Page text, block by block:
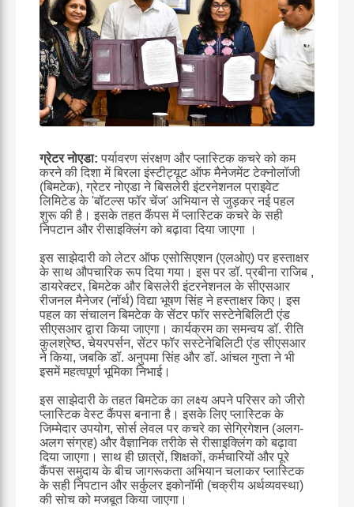
ग्रेटर नोएडा: पर्यावरण संरक्षण और प्लास्टिक कचरे को कम
करने की दिशा में बिरला इंस्टीट्यूट ऑफ मैनेजमेंट टेक्नोलॉजी
(बिमटेक), ग्रेटर नोएडा ने बिसलेरी इंटरनेशनल प्राइवेट
लिमिटेड के 'बॉटल्स फॉर चेंज' अभियान से जुड़कर नई पहल
शुरू की है। इसके तहत कैंपस में प्लास्टिक कचरे के सही
निपटान और रीसाइक्लिंग को बढ़ावा दिया जाएगा ।
इस साझेदारी को लेटर ऑफ एसोसिएशन (एलओए) पर हस्ताक्षर
के साथ औपचारिक रूप दिया गया। इस पर डॉ. प्रबीना राजिब ,
डायरेक्टर, बिमटेक और बिसलेरी इंटरनेशनल के सीएसआर
रीजनल मैनेजर (नॉर्थ) विद्या भूषण सिंह ने हस्ताक्षर किए। इस
पहल का संचालन बिमटेक के सेंटर फॉर सस्टेनेबिलिटी एंड
सीएसआर द्वारा किया जाएगा। कार्यक्रम का समन्वय डॉ. रीति
कुलश्रेष्ठ, चेयरपर्सन, सेंटर फॉर सस्टेनेबिलिटी एंड सीएसआर
ने किया, जबकि डॉ. अनुपमा सिंह और डॉ. आंचल गुप्ता ने भी
इसमें महत्वपूर्ण भूमिका निभाई।
इस साझेदारी के तहत बिमटेक का लक्ष्य अपने परिसर को जीरो
प्लास्टिक वेस्ट कैंपस बनाना है। इसके लिए प्लास्टिक के
जिम्मेदार उपयोग, सोर्स लेवल पर कचरे का सेग्रिगेशन (अलग-
अलग संग्रह) और वैज्ञानिक तरीके से रीसाइक्लिंग को बढ़ावा
दिया जाएगा। साथ ही छात्रों, शिक्षकों, कर्मचारियों और पूरे
कैंपस समुदाय के बीच जागरूकता अभियान चलाकर प्लास्टिक
के सही निपटान और सर्कुलर इकोनॉमी (चक्रीय अर्थव्यवस्था)
की सोच को मजबूत किया जाएगा।